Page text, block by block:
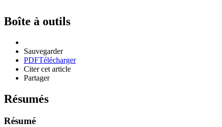
Boîte à outils
Sauvegarder
PDFTélécharger
Citer cet article
Partager
Résumés
Résumé